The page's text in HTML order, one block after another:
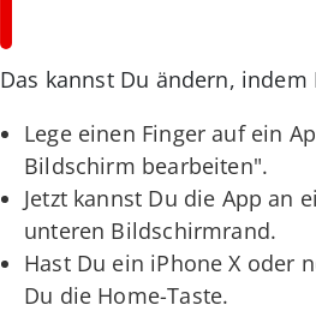
Das kannst Du ändern,
Lege einen Finger auf ein
Bildschirm bearbeiten".
Jetzt kannst Du die App an
unteren Bildschirmrand.
Hast Du ein iPhone X oder
Du die Home-Taste.